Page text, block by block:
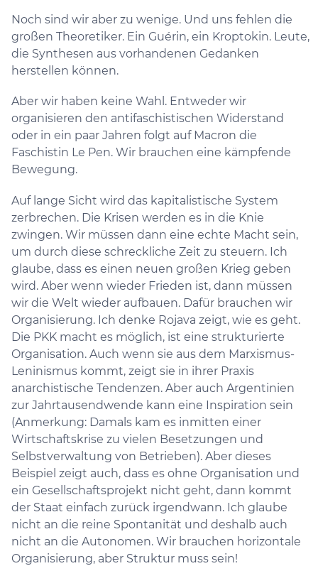
Noch sind wir aber zu wenige. Und uns fehlen die
großen Theoretiker. Ein Guérin, ein Kroptokin. Leute,
die Synthesen aus vorhandenen Gedanken
herstellen können.
Aber wir haben keine Wahl. Entweder wir
organisieren den antifaschistischen Widerstand
oder in ein paar Jahren folgt auf Macron die
Faschistin Le Pen. Wir brauchen eine kämpfende
Bewegung.
Auf lange Sicht wird das kapitalistische System
zerbrechen. Die Krisen werden es in die Knie
zwingen. Wir müssen dann eine echte Macht sein,
um durch diese schreckliche Zeit zu steuern. Ich
glaube, dass es einen neuen großen Krieg geben
wird. Aber wenn wieder Frieden ist, dann müssen
wir die Welt wieder aufbauen. Dafür brauchen wir
Organisierung. Ich denke Rojava zeigt, wie es geht.
Die PKK macht es möglich, ist eine strukturierte
Organisation. Auch wenn sie aus dem Marxismus-
Leninismus kommt, zeigt sie in ihrer Praxis
anarchistische Tendenzen. Aber auch Argentinien
zur Jahrtausendwende kann eine Inspiration sein
(Anmerkung: Damals kam es inmitten einer
Wirtschaftskrise zu vielen Besetzungen und
Selbstverwaltung von Betrieben). Aber dieses
Beispiel zeigt auch, dass es ohne Organisation und
ein Gesellschaftsprojekt nicht geht, dann kommt
der Staat einfach zurück irgendwann. Ich glaube
nicht an die reine Spontanität und deshalb auch
nicht an die Autonomen. Wir brauchen horizontale
Organisierung, aber Struktur muss sein!